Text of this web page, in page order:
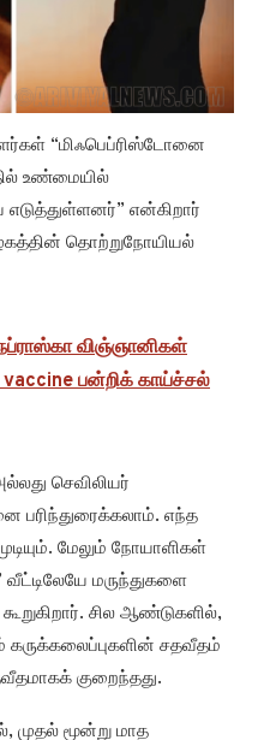
“மிஃபெப்ரிஸ்டோனை
உண்மையில்
என்கிறார்
தொற்றுநோயியல்
விஞ்ஞானிகள்
பன்றிக் காய்ச்சல்
செவிலியர்
பரிந்துரைக்கலாம். எந்த
மேலும் நோயாளிகள்
மருந்துகளை
சில ஆண்டுகளில்,
கருக்கலைப்புகளின் சதவீதம்
குறைந்தது.
மூன்று மாத